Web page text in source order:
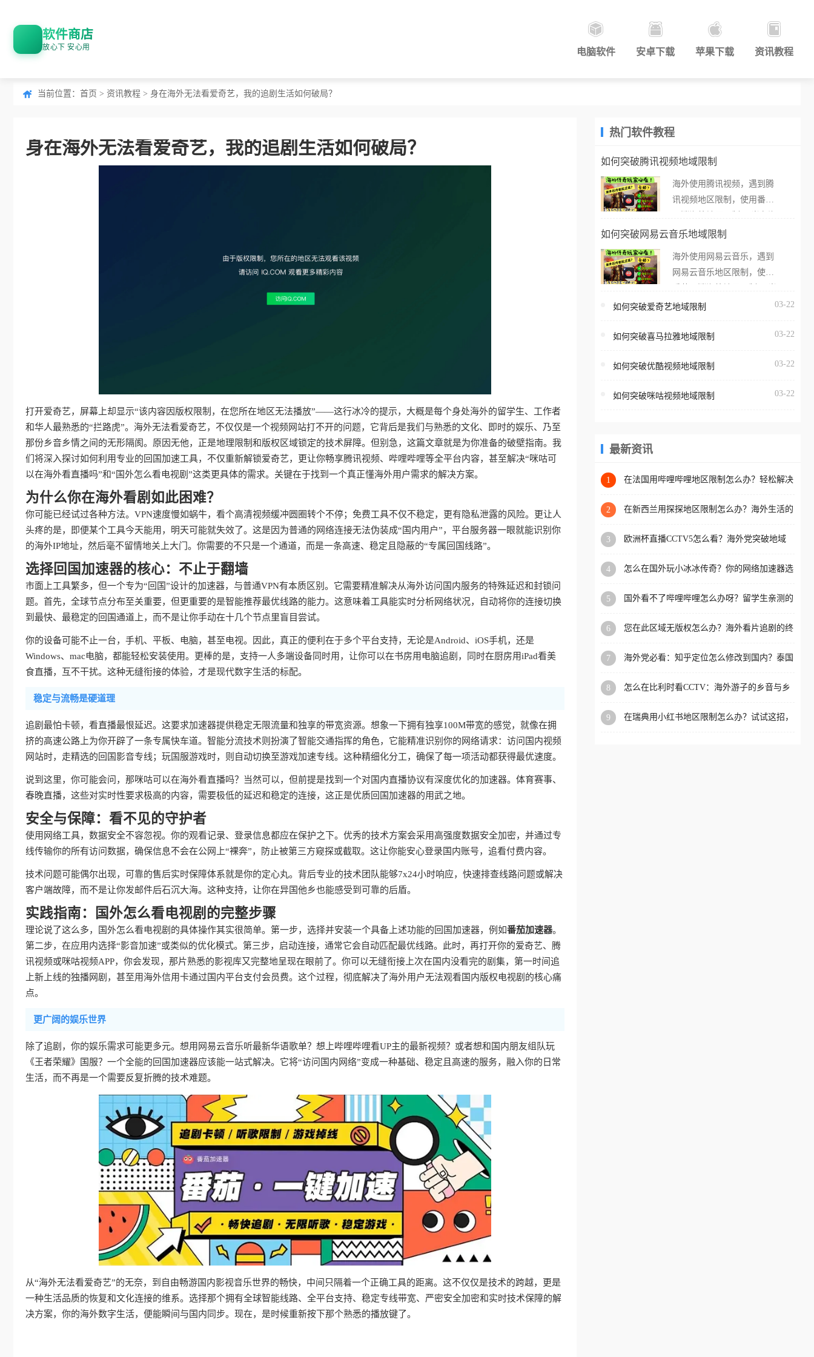
软件商店
放心下 安心用 电脑软件 安卓下载 苹果下载 资讯教程
当前位置： 首页 > 资讯教程 > 身在海外无法看爱奇艺，我的追剧生活如何破局？
身在海外无法看爱奇艺，我的追剧生活如何破局？
打开爱奇艺，屏幕上却显示“该内容因版权限制，在您所在地区无法播放”——这行冰冷的提示，大概是每个身处海外的留学生、工作者
和华人最熟悉的“拦路虎”。海外无法看爱奇艺，不仅仅是一个视频网站打不开的问题，它背后是我们与熟悉的文化、即时的娱乐、乃至
那份乡音乡情之间的无形隔阂。原因无他，正是地理限制和版权区域锁定的技术屏障。但别急，这篇文章就是为你准备的破壁指南。我
们将深入探讨如何利用专业的回国加速工具，不仅重新解锁爱奇艺，更让你畅享腾讯视频、哔哩哔哩等全平台内容，甚至解决“咪咕可
以在海外看直播吗”和“国外怎么看电视剧”这类更具体的需求。关键在于找到一个真正懂海外用户需求的解决方案。
为什么你在海外看剧如此困难？
你可能已经试过各种方法。VPN速度慢如蜗牛，看个高清视频缓冲圆圈转个不停；免费工具不仅不稳定，更有隐私泄露的风险。更让人
头疼的是，即便某个工具今天能用，明天可能就失效了。这是因为普通的网络连接无法伪装成“国内用户”，平台服务器一眼就能识别你
的海外IP地址，然后毫不留情地关上大门。你需要的不只是一个通道，而是一条高速、稳定且隐蔽的“专属回国线路”。
选择回国加速器的核心：不止于翻墙
市面上工具繁多，但一个专为“回国”设计的加速器，与普通VPN有本质区别。它需要精准解决从海外访问国内服务的特殊延迟和封锁问
题。首先，全球节点分布至关重要，但更重要的是智能推荐最优线路的能力。这意味着工具能实时分析网络状况，自动将你的连接切换
到最快、最稳定的回国通道上，而不是让你手动在十几个节点里盲目尝试。
你的设备可能不止一台，手机、平板、电脑，甚至电视。因此，真正的便利在于多个平台支持，无论是Android、iOS手机，还是
Windows、mac电脑，都能轻松安装使用。更棒的是，支持一人多端设备同时用，让你可以在书房用电脑追剧，同时在厨房用iPad看美
食直播，互不干扰。这种无缝衔接的体验，才是现代数字生活的标配。
稳定与流畅是硬道理
追剧最怕卡顿，看直播最恨延迟。这要求加速器提供稳定无限流量和独享的带宽资源。想象一下拥有独享100M带宽的感觉，就像在拥
挤的高速公路上为你开辟了一条专属快车道。智能分流技术则扮演了智能交通指挥的角色，它能精准识别你的网络请求：访问国内视频
网站时，走精选的回国影音专线；玩国服游戏时，则自动切换至游戏加速专线。这种精细化分工，确保了每一项活动都获得最优速度。
说到这里，你可能会问，那咪咕可以在海外看直播吗？当然可以，但前提是找到一个对国内直播协议有深度优化的加速器。体育赛事、
春晚直播，这些对实时性要求极高的内容，需要极低的延迟和稳定的连接，这正是优质回国加速器的用武之地。
安全与保障：看不见的守护者
使用网络工具，数据安全不容忽视。你的观看记录、登录信息都应在保护之下。优秀的技术方案会采用高强度数据安全加密，并通过专
线传输你的所有访问数据，确保信息不会在公网上“裸奔”，防止被第三方窥探或截取。这让你能安心登录国内账号，追看付费内容。
技术问题可能偶尔出现，可靠的售后实时保障体系就是你的定心丸。背后专业的技术团队能够7x24小时响应，快速排查线路问题或解决
客户端故障，而不是让你发邮件后石沉大海。这种支持，让你在异国他乡也能感受到可靠的后盾。
实践指南：国外怎么看电视剧的完整步骤
理论说了这么多，国外怎么看电视剧的具体操作其实很简单。第一步，选择并安装一个具备上述功能的回国加速器，例如番茄加速器。
第二步，在应用内选择“影音加速”或类似的优化模式。第三步，启动连接，通常它会自动匹配最优线路。此时，再打开你的爱奇艺、腾
讯视频或咪咕视频APP，你会发现，那片熟悉的影视库又完整地呈现在眼前了。你可以无缝衔接上次在国内没看完的剧集，第一时间追
上新上线的独播网剧，甚至用海外信用卡通过国内平台支付会员费。这个过程，彻底解决了海外用户无法观看国内版权电视剧的核心痛
点。
更广阔的娱乐世界
除了追剧，你的娱乐需求可能更多元。想用网易云音乐听最新华语歌单？想上哔哩哔哩看UP主的最新视频？或者想和国内朋友组队玩
《王者荣耀》国服？一个全能的回国加速器应该能一站式解决。它将“访问国内网络”变成一种基础、稳定且高速的服务，融入你的日常
生活，而不再是一个需要反复折腾的技术难题。
从“海外无法看爱奇艺”的无奈，到自由畅游国内影视音乐世界的畅快，中间只隔着一个正确工具的距离。这不仅仅是技术的跨越，更是
一种生活品质的恢复和文化连接的维系。选择那个拥有全球智能线路、全平台支持、稳定专线带宽、严密安全加密和实时技术保障的解
决方案，你的海外数字生活，便能瞬间与国内同步。现在，是时候重新按下那个熟悉的播放键了。
热门软件教程
如何突破腾讯视频地域限制
海外使用腾讯视频，遇到腾
讯视频地区限制，使用番茄
外打开腾讯视频，却突然弹
地区无法播放”的提示语。
海外用户如香港、澳门、台
亚、欧洲等国家和地区时，
台一样，出现地区及版权限
地区播放。 遇到这个问题的
区工作、留学、定居等，都
权限制所困扰。
如何突破网易云音乐地域限制
海外使用网易云音乐，遇到
网易云音乐地区限制，使用
在海外打开网易云音乐，却
所在的地区无法播放”的提示
门、台湾、美国、加拿大、
区时，网易云音乐也会像其
回国加速器，即可解决「海
版权限制」的问题，无论人
国、加拿大、澳大利亚、欧
学、定居等，都可以使用，
扰。
如何突破爱奇艺地域限制 03-22
如何突破喜马拉雅地域限制 03-22
如何突破优酷视频地域限制 03-22
如何突破咪咕视频地域限制 03-22
最新资讯
1
在法国用哔哩哔哩地区限制怎么办？轻松解决
2
在新西兰用探探地区限制怎么办？海外生活的
3
欧洲杯直播CCTV5怎么看？海外党突破地域
4
怎么在国外玩小冰冰传奇？你的网络加速器选
5
国外看不了哔哩哔哩怎么办呀？留学生亲测的
6
您在此区域无版权怎么办？海外看片追剧的终
7
海外党必看：知乎定位怎么修改到国内？泰国
8
怎么在比利时看CCTV：海外游子的乡音与乡
9
在瑞典用小红书地区限制怎么办？试试这招，